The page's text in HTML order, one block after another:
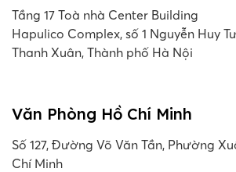
Tầng 17 Toà nhà Center Building
Hapulico Complex, số 1 Nguyễn Huy
Thanh Xuân, Thành phố Hà Nội
Văn Phòng Hồ Chí Minh
Số 127, Đường Võ Văn Tần, Phường
Chí Minh